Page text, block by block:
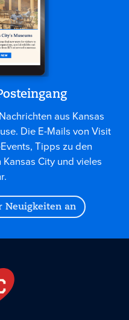
aus Kansas
Die E-Mails von Visit
Tipps zu den
City und vieles
Neuigkeiten an